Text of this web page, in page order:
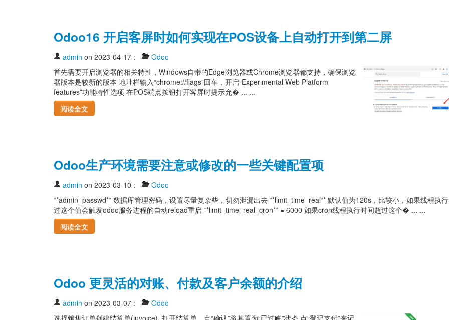
Odoo16 开启客屏时如何实现在POS设备上自动打开到第二屏
admin on 2023-04-17 :
Odoo
首先需要开启浏览器的相关特性，Windows自带的Edge浏览器或Chrome浏览器都支持，确保浏览
器版本是较新的版本 地址栏输入“chrome://flags”回车，开启“Experimental Web Platform
features”功能特性选项 在POS端点按钮打开客屏时提示允� ... ...
阅读全文
Odoo生产环境需要注意或修改的一些关键配置项
admin on 2023-03-10 :
Odoo
**admin_passwd** 数据库管理密码，设置尽量复杂些，切勿泄漏出去 **limit_time_real** 默认值为120s，比较小，如果线程执
过这个值会触发odoo服务进程的自动reload重启 **limit_time_real_cron** = 6000 如果cron线程执行时间超过这个� ... ...
阅读全文
Odoo 更灵活的对账、付款及客户余额的介绍
admin on 2023-03-07 :
Odoo
选择销售订单创建结算单(invoice), 打开结算单，点“确认”将其置为“已过账”状态 点“登记支付”来记